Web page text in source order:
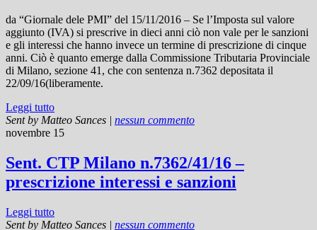
da “Giornale dele PMI” del 15/11/2016 – Se l’Imposta sul valore
aggiunto (IVA) si prescrive in dieci anni ciò non vale per le sanzioni
e gli interessi che hanno invece un termine di prescrizione di cinque
anni. Ciò è quanto emerge dalla Commissione Tributaria Provinciale
di Milano, sezione 41, che con sentenza n.7362 depositata il
22/09/16(liberamente.
Leggi tutto
Sent by Matteo Sances | nessun commento
novembre 15
Sent. CTP Milano n.7362/41/16 –
prescrizione interessi e sanzioni
Leggi tutto
Sent by Matteo Sances | nessun commento